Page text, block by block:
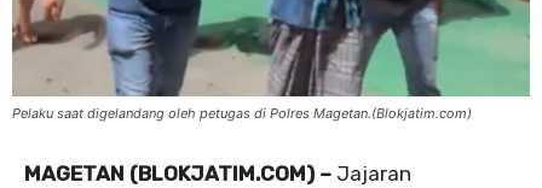
Pelaku saat digelandang oleh petugas di Polres Magetan.(Blokjatim.com)
MAGETAN (BLOKJATIM.COM) – Jajaran